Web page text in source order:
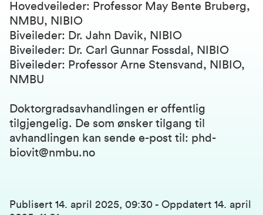
Hovedveileder: Professor May Bente Bruberg,
NMBU, NIBIO
Biveileder: Dr. Jahn Davik, NIBIO
Biveileder: Dr. Carl Gunnar Fossdal, NIBIO
Biveileder: Professor Arne Stensvand, NIBIO,
NMBU
Doktorgradsavhandlingen er offentlig
tilgjengelig. De som ønsker tilgang til
avhandlingen kan sende e-post til: phd-
biovit@nmbu.no
Publisert 14. april 2025, 09:30 - Oppdatert 14. april